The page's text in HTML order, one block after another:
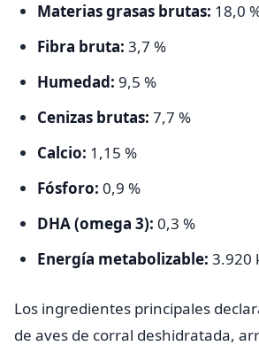
Materias grasas brutas: 18,0
Fibra bruta: 3,7 %
Humedad: 9,5 %
Cenizas brutas: 7,7 %
Calcio: 1,15 %
Fósforo: 0,9 %
DHA (omega 3): 0,3 %
Energía metabolizable: 3.920
Los ingredientes principales
de aves de corral deshidratada,